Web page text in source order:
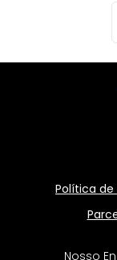
Política
Nosso